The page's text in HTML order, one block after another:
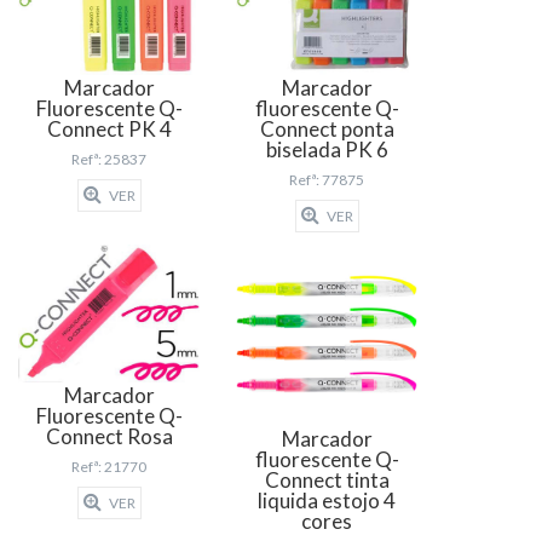
Marcador
Fluorescente Q-
Connect PK 4
Refª: 25837
VER
Marcador
fluorescente Q-
Connect ponta
biselada PK 6
Refª: 77875
VER
Marcador
Fluorescente Q-
Connect Rosa
Refª: 21770
VER
Marcador
fluorescente Q-
Connect tinta
liquida estojo 4
cores